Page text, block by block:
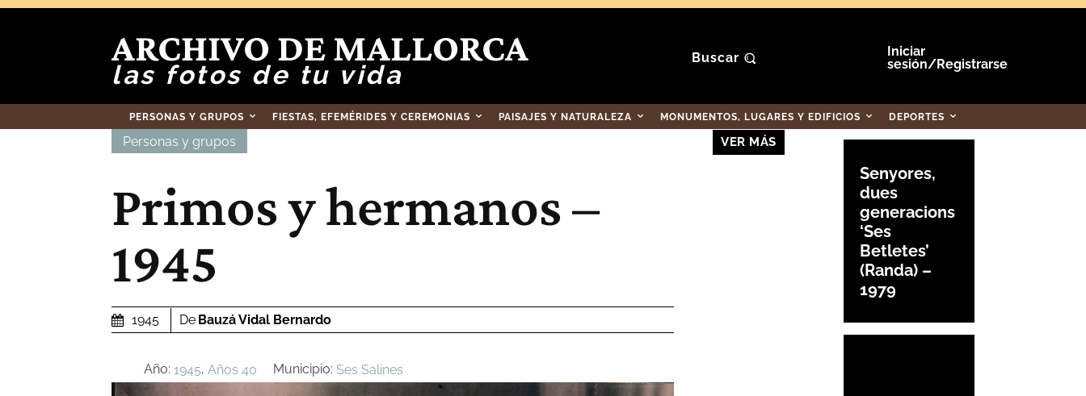
ARCHIVO DE MALLORCA
las fotos de tu vida
Buscar
Iniciar
sesión/Registrarse
PERSONAS Y GRUPOS FIESTAS, EFEMÉRIDES Y CEREMONIAS PAISAJES Y NATURALEZA MONUMENTOS, LUGARES Y EDIFICIOS DEPORTES
Personas y grupos
Primos y hermanos –
1945
1945 De Bauzá Vidal Bernardo
Año: 1945, Años 40 Municipio: Ses Salines
VER MÁS
Senyores,
dues
generacions
‘Ses
Betletes’
(Randa) –
1979